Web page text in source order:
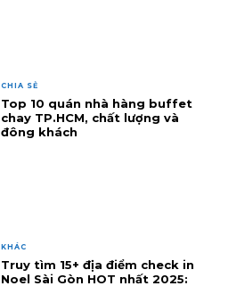
CHIA SẺ
Top 10 quán nhà hàng buffet
chay TP.HCM, chất lượng và
đông khách
KHÁC
Truy tìm 15+ địa điểm check in
Noel Sài Gòn HOT nhất 2025: